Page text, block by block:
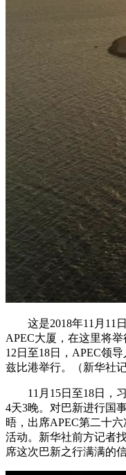
这是2018年11月11日
APEC大厦，在这里将
12日至18日，APEC领
兹比港举行。（新华社
11月15日至18日，习
4天3晚。对巴新进行国
晤，出席APEC第二十
活动。新华社前方记者
席这次巴新之行满满的信